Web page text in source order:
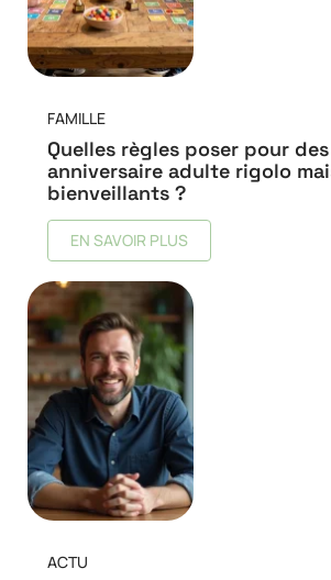
FAMILLE
Quelles règles poser pour
anniversaire adulte rigolo
bienveillants ?
EN SAVOIR PLUS
ACTU